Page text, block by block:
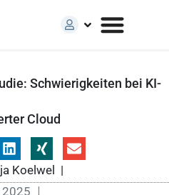
Schwierigkeiten bei KI-
Cloud
Koelwel
|